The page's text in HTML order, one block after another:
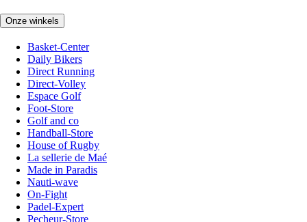
Onze winkels
Basket-Center
Daily Bikers
Direct Running
Direct-Volley
Espace Golf
Foot-Store
Golf and co
Handball-Store
House of Rugby
La sellerie de Maé
Made in Paradis
Nauti-wave
On-Fight
Padel-Expert
Pecheur-Store